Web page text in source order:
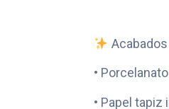
Acabados
•
• Papel tapiz